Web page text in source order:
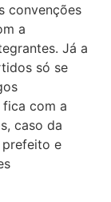
convenções
a
Já a
só se
fica com a
caso da
prefeito e